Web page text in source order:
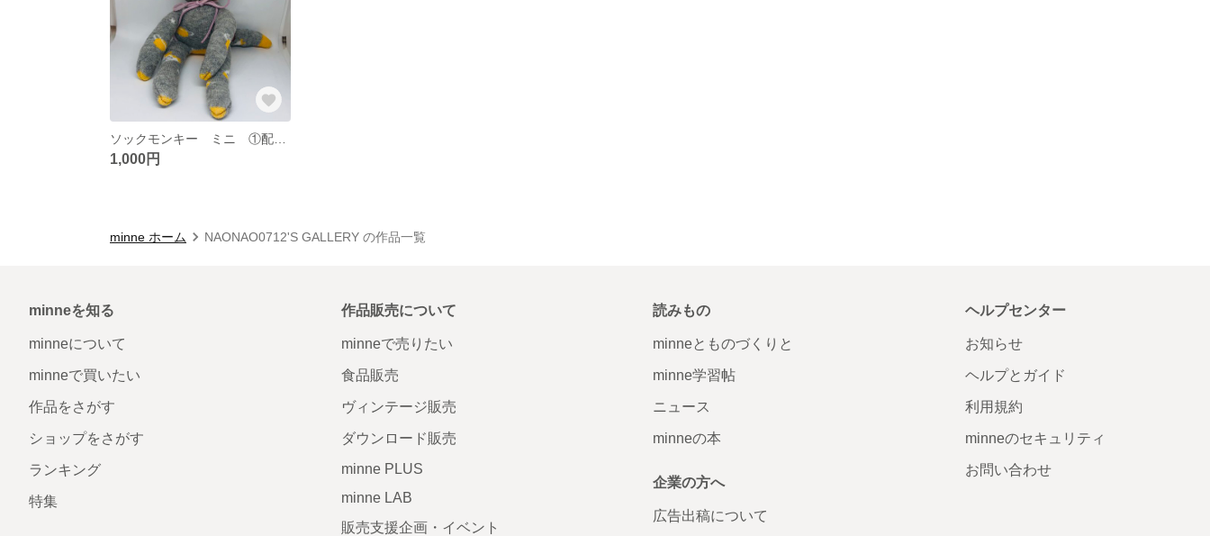
1,000円
minne ホーム NAONAO0712'S GALLERY の作品一覧
minneを知る
minneについて
minneで買いたい
作品をさがす
ショップをさがす
ランキング
特集
作品販売について
minneで売りたい
食品販売
ヴィンテージ販売
ダウンロード販売
minne PLUS
minne LAB
販売支援企画・イベント
読みもの
minneとものづくりと
minne学習帖
ニュース
minneの本
企業の方へ
広告出稿について
ヘルプセンター
お知らせ
ヘルプとガイド
利用規約
minneのセキュリティ
お問い合わせ